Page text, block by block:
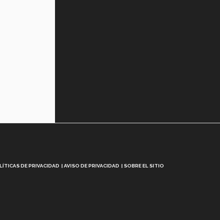
DE PRIVACIDAD AVISO DE PRIVACIDAD SOBRE EL SITIO